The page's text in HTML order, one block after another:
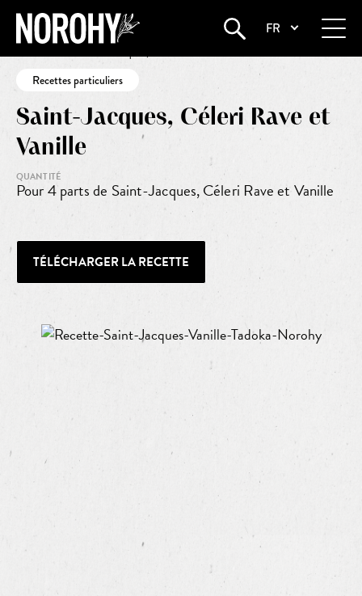
FR
Recettes particuliers
Saint-Jacques, Céleri Rave et
Vanille
QUANTITÉ
Pour 4 parts de Saint-Jacques, Céleri Rave et Vanille
TÉLÉCHARGER LA RECETTE